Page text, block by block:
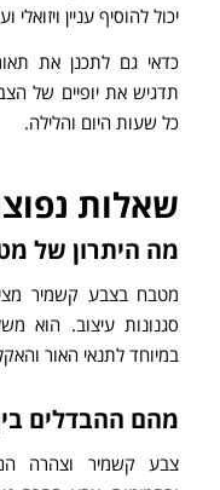
יכול להוסיף עניין ויזואלי
כדאי גם לתכנן את
תדגיש את יופיים של
כל שעות היום והלילה.
שאלות
מה היתרון של
מטבח בצבע קשמיר מציע
סגנונות עיצוב. הוא
במיוחד לתנאי האור
מהם ההבדלים
צבע קשמיר וצהרה הם